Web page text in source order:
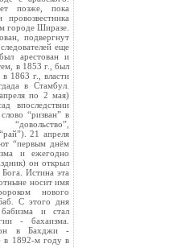
позже, пока
городе Ширазе.
подвергнут
еще
арестован и
в 1853 г., был
в 1863 г., власти
в Стамбул.
по 2 мая)
впоследствии
“ризван” в
21 апреля
“первым днём
и ежегодно
он открыл
Истина эта
носит имя
нового
С этого дня
бабизма и стал
- бахаизма.
он в Бахджи -
в 1892-м году в